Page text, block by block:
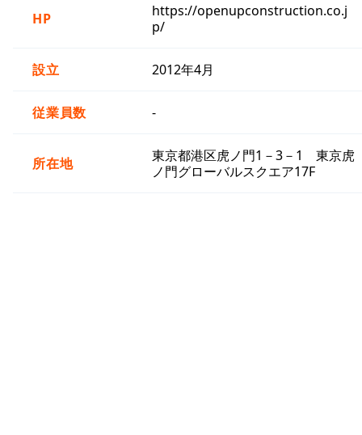
HP
https://openupconstruction.co.j
p/
設立 2012年4月
従業員数 -
所在地
東京都港区虎ノ門1－3－1 東京虎
ノ門グローバルスクエア17F